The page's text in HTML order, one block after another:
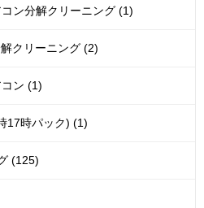
ン分解クリーニング (1)
クリーニング (2)
ン (1)
17時パック) (1)
(125)